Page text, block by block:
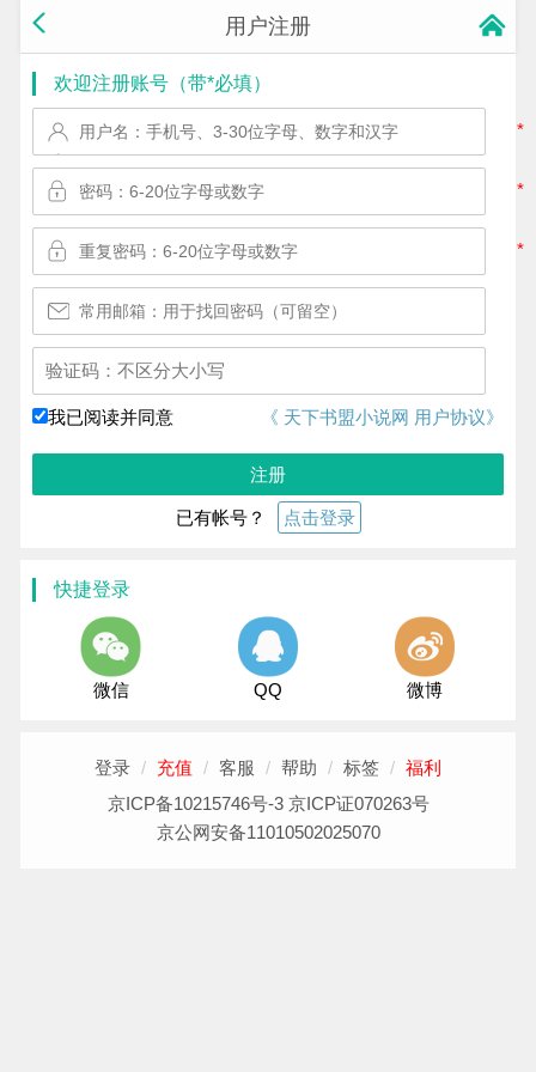
用户注册
欢迎注册账号（带*必填）
*
*
*
我已阅读并同意 《 天下书盟小说网 用户协议》
注册
已有帐号？ 点击登录
快捷登录
微信 QQ 微博
登录 / 充值 / 客服 / 帮助 / 标签 / 福利
京ICP备10215746号-3 京ICP证070263号
京公网安备11010502025070